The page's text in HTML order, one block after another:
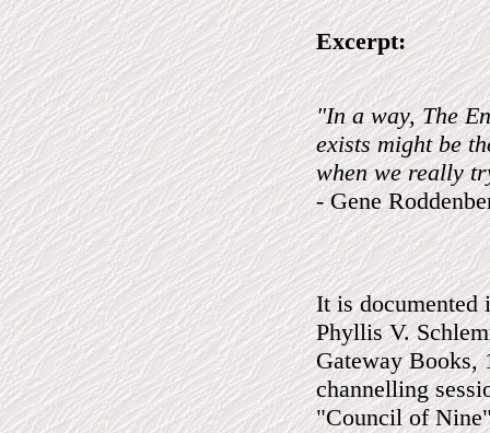
Excerpt:
"In a way, The
exists might be
when we really
- Gene
It is documented
Phyllis V.
Gateway Books,
channelling
"Council of